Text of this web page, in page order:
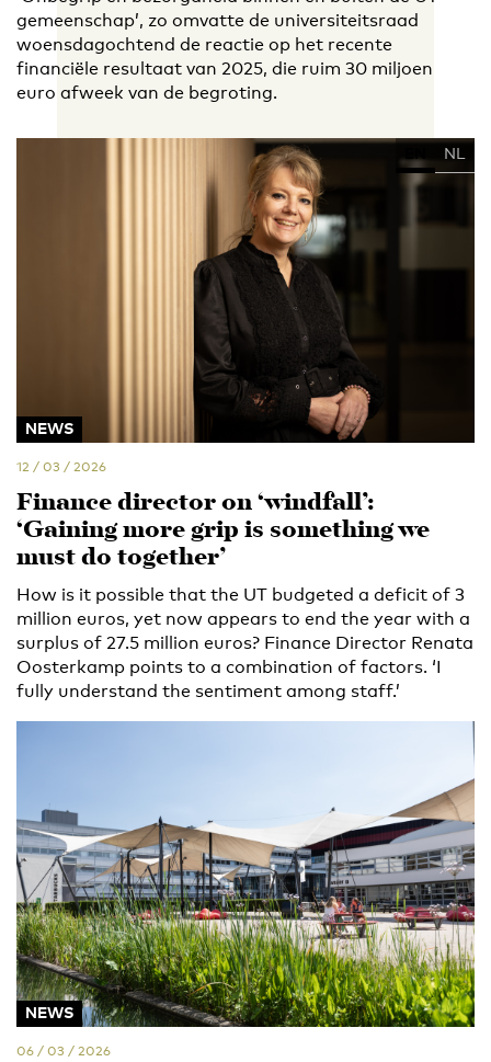
gemeenschap’, zo omvatte de universiteitsraad
woensdagochtend de reactie op het recente
financiële resultaat van 2025, die ruim 30 miljoen
euro afweek van de begroting.
NL
NEWS
12 / 03 / 2026
Finance director on ‘windfall’:
‘Gaining more grip is something we
must do together’
How is it possible that the UT budgeted a deficit of 3
million euros, yet now appears to end the year with a
surplus of 27.5 million euros? Finance Director Renata
Oosterkamp points to a combination of factors. ‘I
fully understand the sentiment among staff.’
NEWS
06 / 03 / 2026